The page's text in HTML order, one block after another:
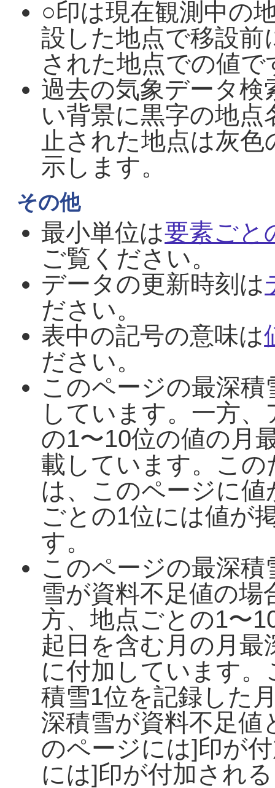
○印は現在観測中の
設した地点で移設前
された地点での値で
過去の気象データ検
い背景に黒字の地点
止された地点は灰
示します。
その他
最小単位は要素ごと
ご覧ください。
データの更新時刻は
ださい。
表中の記号の意味は
ださい。
このページの最深
しています。一方
の1〜10位の値の月
載しています。こ
は、このページに
ごとの1位には値が
す。
このページの最深
雪が資料不足値の
方、地点ごとの1〜
起日を含む月の月最
に付加しています
積雪1位を記録した
深積雪が資料不足
のページには]印が
には]印が付加され